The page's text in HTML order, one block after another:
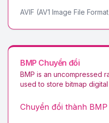
AVIF (AV1 Image File
BMP Chuyển đổi
BMP is an uncompressed
used to store bitmap digital
Chuyển đổi thành BMP